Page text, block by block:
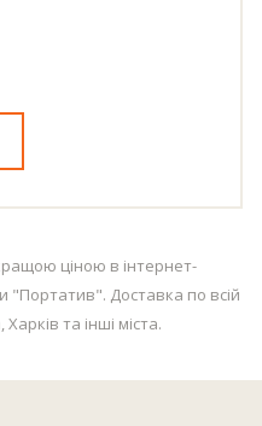
ціною в інтернет-
"Портатив". Доставка по всій
та інші міста.